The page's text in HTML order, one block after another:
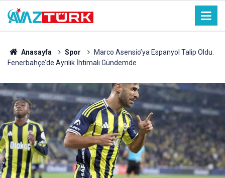
Anasayfa Spor
Marco Asensio’ya Espanyol Talip Oldu:
Fenerbahçe’de Ayrılık İhtimali Gündemde